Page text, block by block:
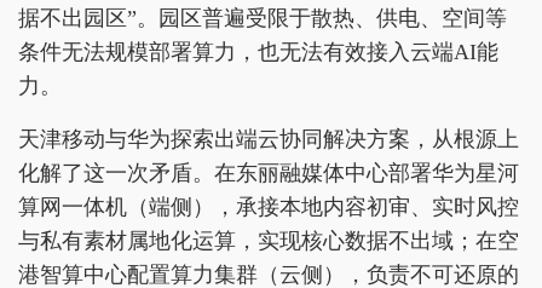
据不出园区”。园区普遍受限于散热、供电、空间等
条件无法规模部署算力，也无法有效接入云端AI能
力。
天津移动与华为探索出端云协同解决方案，从根源上
化解了这一次矛盾。在东丽融媒体中心部署华为星河
算网一体机（端侧），承接本地内容初审、实时风控
与私有素材属地化运算，实现核心数据不出域；在空
港智算中心配置算力集群（云侧），负责不可还原的